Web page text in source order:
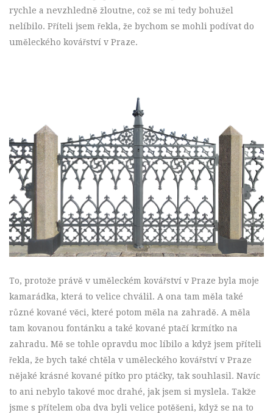
rychle a nevzhledně žloutne, což se mi tedy bohužel
nelíbilo. Příteli jsem řekla, že bychom se mohli podívat do
uměleckého kovářství v Praze.
To, protože právě v uměleckém kovářství v Praze byla moje
kamarádka, která to velice chválil. A ona tam měla také
různé kované věci, které potom měla na zahradě. A měla
tam kovanou fontánku a také kované ptačí krmítko na
zahradu. Mě se tohle opravdu moc líbilo a když jsem příteli
řekla, že bych také chtěla v uměleckého kovářství v Praze
nějaké krásné kované pítko pro ptáčky, tak souhlasil. Navíc
to ani nebylo takové moc drahé, jak jsem si myslela. Takže
jsme s přítelem oba dva byli velice potěšeni, když se na to